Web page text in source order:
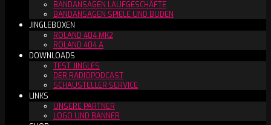
BANDANSAGEN LAUFGESCHÄFTE
BANDANSAGEN SPIELE UND BUDEN
JINGLEBOXEN
ROLAND 404 MK2
ROLAND 404 A
DOWNLOADS
TEST JINGLES
DER RADIOPODCAST
SCHAUSTELLER SERVICE
LINKS
UNSERE PARTNER
LOGO UND BANNER